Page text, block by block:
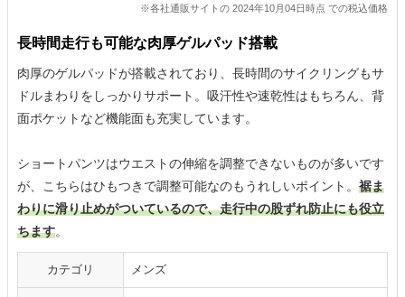
※各社通販サイトの 2024年10月04日時点 での税込価格
長時間走行も可能な肉厚ゲルパッド搭載
肉厚のゲルパッドが搭載されており、長時間のサイクリングもサ
ドルまわりをしっかりサポート。吸汗性や速乾性はもちろん、背
面ポケットなど機能面も充実しています。
ショートパンツはウエストの伸縮を調整できないものが多いです
が、こちらはひもつきで調整可能なのもうれしいポイント。 裾ま
わりに滑り止めがついているので、走行中の股ずれ防止にも役立
ちます。
カテゴリ メンズ